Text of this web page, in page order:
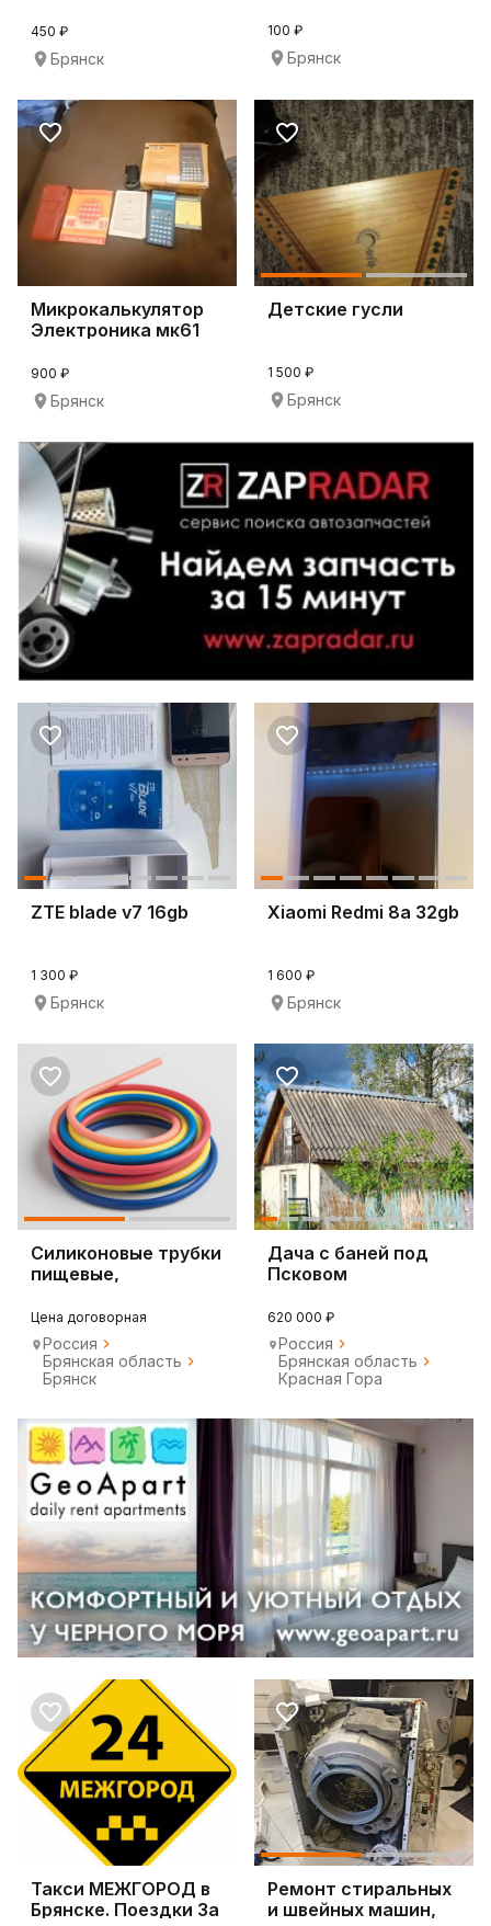
450 ₽
Брянск
100 ₽
Брянск
Микрокалькулятор
Электроника мк61
900 ₽
Брянск
Детские гусли
1 500 ₽
Брянск
ZTE blade v7 16gb
1 300 ₽
Брянск
Xiaomi Redmi 8a 32gb
1 600 ₽
Брянск
Силиконовые трубки
пищевые,
промышлен
Цена договорная
Россия
Брянская область
Брянск
Дача с баней под
Псковом
620 000 ₽
Россия
Брянская область
Красная Гора
Такси МЕЖГОРОД в
Брянске. Поездки За
Ремонт стиральных
и швейных машин,